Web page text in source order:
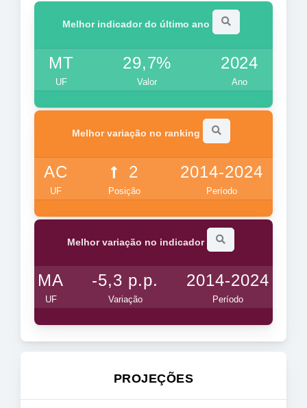
Melhor indicador do último ano
MT
UF
29,7%
Valor
2024
Ano
Melhor variação no ranking
AC
UF
2
Posição
2014-2024
Período
Melhor variação no indicador
MA
UF
-5,3 p.p.
Variação
2014-2024
Período
PROJEÇÕES